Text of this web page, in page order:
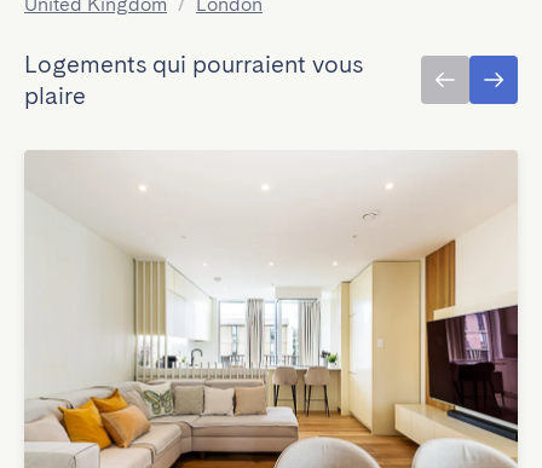
Logements qui pourraient vous
plaire